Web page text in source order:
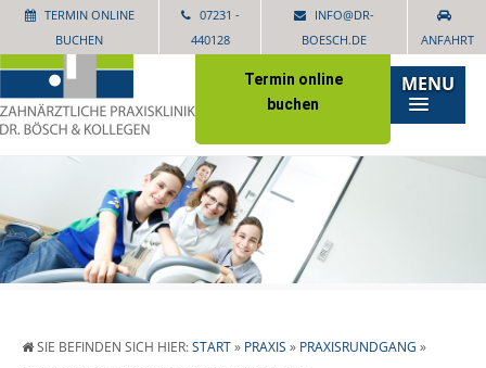
TERMIN ONLINE
BUCHEN
07231 -
440128
INFO@DR-
BOESCH.DE
ANFAHRT
Termin online
buchen
MENU
SIE BEFINDEN SICH HIER:START» PRAXIS » PRAXISRUNDGANG »